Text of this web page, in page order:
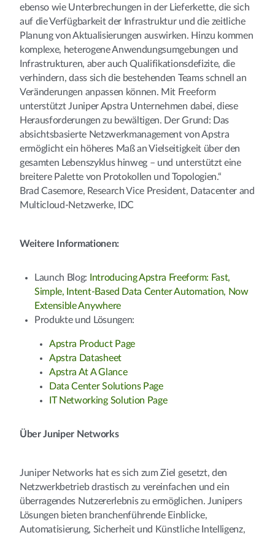
ebenso wie Unterbrechungen in der Lieferkette, die sich
auf die Verfügbarkeit der Infrastruktur und die zeitliche
Planung von Aktualisierungen auswirken. Hinzu kommen
komplexe, heterogene Anwendungsumgebungen und
Infrastrukturen, aber auch Qualifikationsdefizite, die
verhindern, dass sich die bestehenden Teams schnell an
Veränderungen anpassen können. Mit Freeform
unterstützt Juniper Apstra Unternehmen dabei, diese
Herausforderungen zu bewältigen. Der Grund: Das
absichtsbasierte Netzwerkmanagement von Apstra
ermöglicht ein höheres Maß an Vielseitigkeit über den
gesamten Lebenszyklus hinweg – und unterstützt eine
breitere Palette von Protokollen und Topologien.“
Brad Casemore, Research Vice President, Datacenter and
Multicloud-Netzwerke, IDC
Weitere Informationen:
Launch Blog:
Introducing Apstra Freeform: Fast,
Simple, Intent-Based Data Center Automation, Now
Extensible Anywhere
Produkte und Lösungen:
Apstra Product Page
Apstra Datasheet
Apstra At A Glance
Data Center Solutions Page
IT Networking Solution Page
Über Juniper Networks
Juniper Networks hat es sich zum Ziel gesetzt, den
Netzwerkbetrieb drastisch zu vereinfachen und ein
überragendes Nutzererlebnis zu ermöglichen. Junipers
Lösungen bieten branchenführende Einblicke,
Automatisierung, Sicherheit und Künstliche Intelligenz,